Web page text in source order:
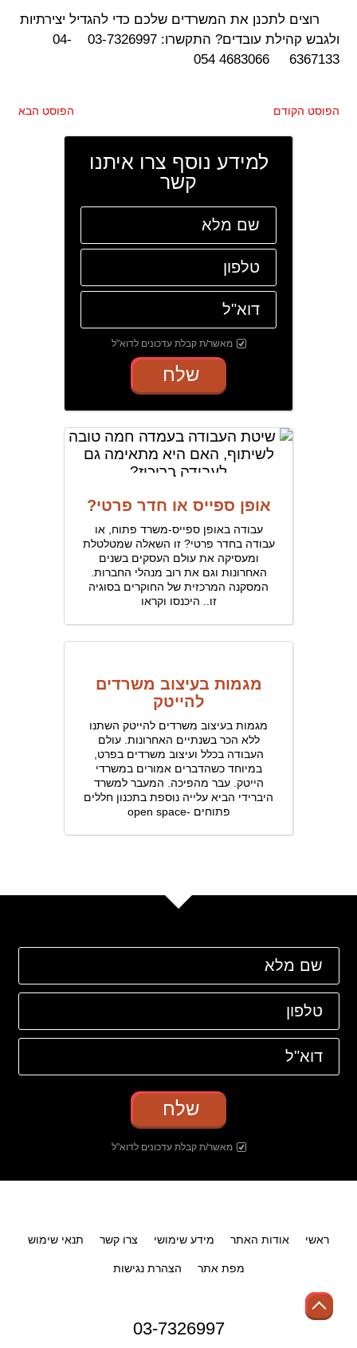
רוצים לתכנן את המשרדים שלכם כדי להגדיל יצירתיות
ולגבש קהילת עובדים? התקשרו: 03-7326997 04-
6367133 4683066 054
הפוסט הקודם הפוסט הבא
למידע נוסף צרו איתנו
קשר
מאשר/ת קבלת עדכונים לדוא"ל
שלח
אופן ספייס או חדר פרטי?
עבודה באופן ספייס-משרד פתוח, או
עבודה בחדר פרטי? זו השאלה שמטלטלת
ומעסיקה את עולם העסקים בשנים
האחרונות וגם את רוב מנהלי החברות.
המסקנה המרכזית של החוקרים בסוגיה
זו.. היכנסו וקראו
מגמות בעיצוב משרדים
להייטק
מגמות בעיצוב משרדים להייטק השתנו
ללא הכר בשנתיים האחרונות. עולם
העבודה בכלל ועיצוב משרדים בפרט,
במיוחד כשהדברים אמורים במשרדי
הייטק. עבר מהפיכה. המעבר למשרד
היברידי הביא עלייה נוספת בתכנון חללים
פתוחים -open space
שלח
מאשר/ת קבלת עדכונים לדוא"ל
ראשי אודות האתר מידע שימושי צרו קשר תנאי שימוש
מפת אתר הצהרת נגישות
03-7326997